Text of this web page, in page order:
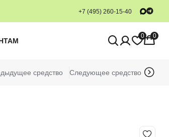
+7 (495) 260-15-40
0 0
средство Следующее средство